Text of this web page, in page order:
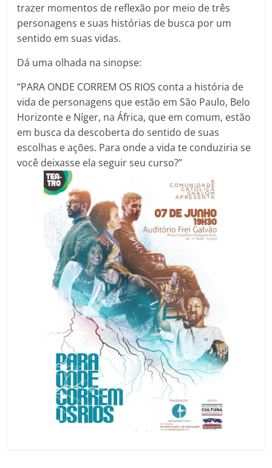
trazer momentos de reflexão por meio de três
personagens e suas histórias de busca por um
sentido em suas vidas.
Dá uma olhada na sinopse:
“PARA ONDE CORREM OS RIOS conta a história de
vida de personagens que estão em São Paulo, Belo
Horizonte e Níger, na África, que em comum, estão
em busca da descoberta do sentido de suas
escolhas e ações. Para onde a vida te conduziria se
você deixasse ela seguir seu curso?”